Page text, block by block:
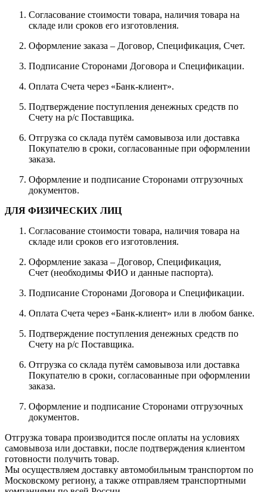
Согласование стоимости товара, наличия товара на
складе или сроков его изготовления.
Оформление заказа – Договор, Спецификация, Счет.
Подписание Сторонами Договора и Спецификации.
Оплата Счета через «Банк-клиент».
Подтверждение поступления денежных средств по
Счету на р/с Поставщика.
Отгрузка со склада путём самовывоза или доставка
Покупателю в сроки, согласованные при оформлении
заказа.
Оформление и подписание Сторонами отгрузочных
документов.
ДЛЯ ФИЗИЧЕСКИХ ЛИЦ
Согласование стоимости товара, наличия товара на
складе или сроков его изготовления.
Оформление заказа – Договор, Спецификация,
Счет (необходимы ФИО и данные паспорта).
Подписание Сторонами Договора и Спецификации.
Оплата Счета через «Банк-клиент» или в любом банке.
Подтверждение поступления денежных средств по
Счету на р/с Поставщика.
Отгрузка со склада путём самовывоза или доставка
Покупателю в сроки, согласованные при оформлении
заказа.
Оформление и подписание Сторонами отгрузочных
документов.
Отгрузка товара производится после оплаты на условиях
самовывоза или доставки, после подтверждения клиентом
готовности получить товар.
Мы осуществляем доставку автомобильным транспортом по
Московскому региону, а также отправляем транспортными